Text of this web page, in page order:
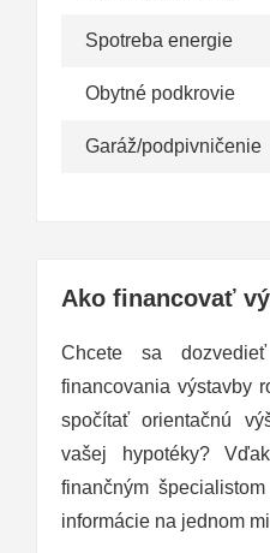
Spotreba energie
Obytné podkrovie
Garáž/podpivničenie
Ako financovať
Chcete sa
financovania výstavby
spočítať orientačnú
vašej hypotéky?
finančným
informácie na jednom